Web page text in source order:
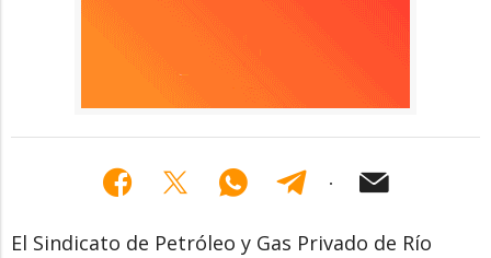
El Sindicato de Petróleo y Gas Privado de Río